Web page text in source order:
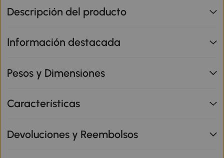
Descripción del producto
Información destacada
Pesos y Dimensiones
Características
Devoluciones y Reembolsos